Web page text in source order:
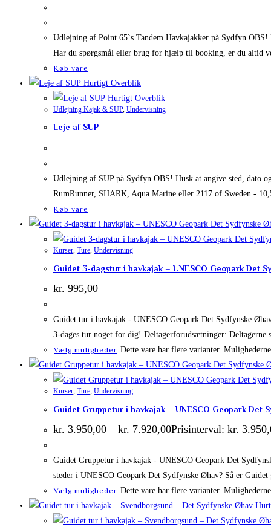
Udlejning af Point 65`s Tandem Havkajakker på Sydfyn
Har du spørgsmål eller brug for hjælp til booking, er du altid
Køb vare
Hurtigt Overblik
Hurtigt Overblik
Udlejning Kajak & SUP, Undervisning
Leje af SUP
Udlejning af SUP på Sydfyn OBS! Husk at angive sted, dato
RumRunner, SHARK, Aqua Marine eller 2117 of Sweden -
Køb vare
Kurser, Ture, Undervisning
Guidet 3-dagstur i havkajak – UNESCO Geopark Det
kr. 995,00
Guidet tur i havkajak - UNESCO Geopark Det Sydfynske
3-dages tur noget for dig! Deltagerforudsætninger:
Vælg muligheder Dette vare har flere varianter.
Kurser, Ture, Undervisning
Guidet Gruppetur i havkajak – UNESCO Geopark Det
kr. 3.950,00 – kr. 7.920,00Prisinterval: kr.
Guidet Gruppetur i havkajak - UNESCO Geopark Det
steder i UNESCO Geopark Det Sydfynske Øhav? Så er
Vælg muligheder Dette vare har flere varianter.